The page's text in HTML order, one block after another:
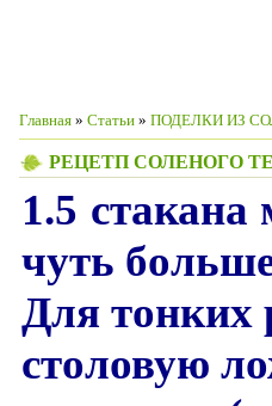
Главная » Статьи » ПОДЕЛКИ ИЗ
РЕЦЕТП СОЛЕНОГО
1.5
чуть
Для тонких
столовую